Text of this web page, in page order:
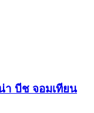
า บีช จอมเทียน